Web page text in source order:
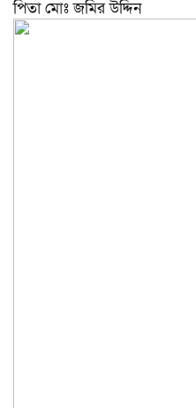
পিতা মোঃ জমির উদ্দিন